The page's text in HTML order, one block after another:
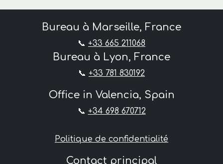
Bureau à Marseille, France
📞 +33 665 211068
Bureau à Lyon, France
📞 +33 781 830192
Office in Valencia, Spain
📞 +34 698 670712
Politique de confidentialité
Contact principal